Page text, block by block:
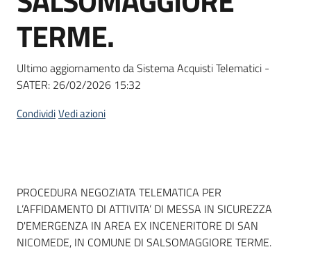
site
Seguici
su
TERME.
Ultimo aggiornamento da Sistema Acquisti Telematici -
SATER: 26/02/2026 15:32
CondividiVedi azioni
Dati del bando
PROCEDURA NEGOZIATA TELEMATICA PER
L’AFFIDAMENTO DI ATTIVITA’ DI MESSA IN SICUREZZA
D'EMERGENZA IN AREA EX INCENERITORE DI SAN
NICOMEDE, IN COMUNE DI SALSOMAGGIORE TERME.